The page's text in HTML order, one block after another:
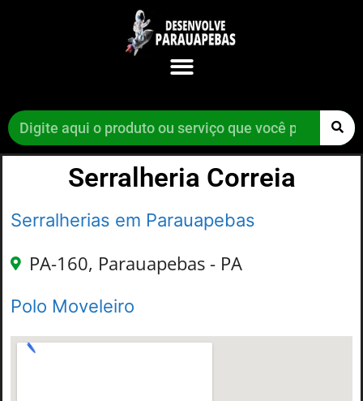
Serralheria Correia
Serralherias em Parauapebas
PA-160, Parauapebas - PA
Polo Moveleiro